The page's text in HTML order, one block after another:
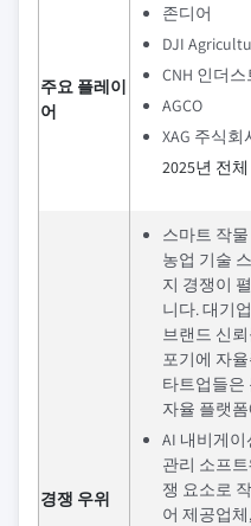
주요 플레이
어
존디어
DJI
CNH 인더
AGCO
XAG 주식회
2025년 전
경쟁 우위
스마트 작
농업 기술
지 경쟁이
니다. 대기
브랜드 신
포기에 자
타트업들은
자율 플랫
AI 내비게이
관리 소프
쟁 요소로
어 제공업